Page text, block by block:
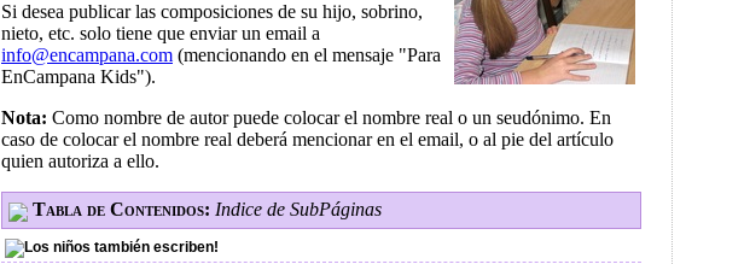
Si desea publicar las composiciones de su hijo, sobrino,
nieto, etc. solo tiene que enviar un email a
info@encampana.com (mencionando en el mensaje "Para
EnCampana Kids").
Nota: Como nombre de autor puede colocar el nombre real o un seudónimo. En
caso de colocar el nombre real deberá mencionar en el email, o al pie del artículo
quien autoriza a ello.
Tabla de Contenidos: Indice de SubPáginas
Los niños también escriben!